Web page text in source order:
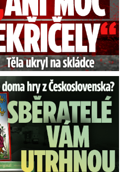
vám za ně utrhnou ruce!